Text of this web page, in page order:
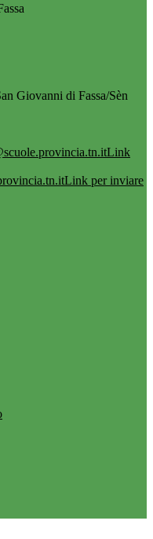
Giovanni di Fassa/Sèn
Link
Link per inviare